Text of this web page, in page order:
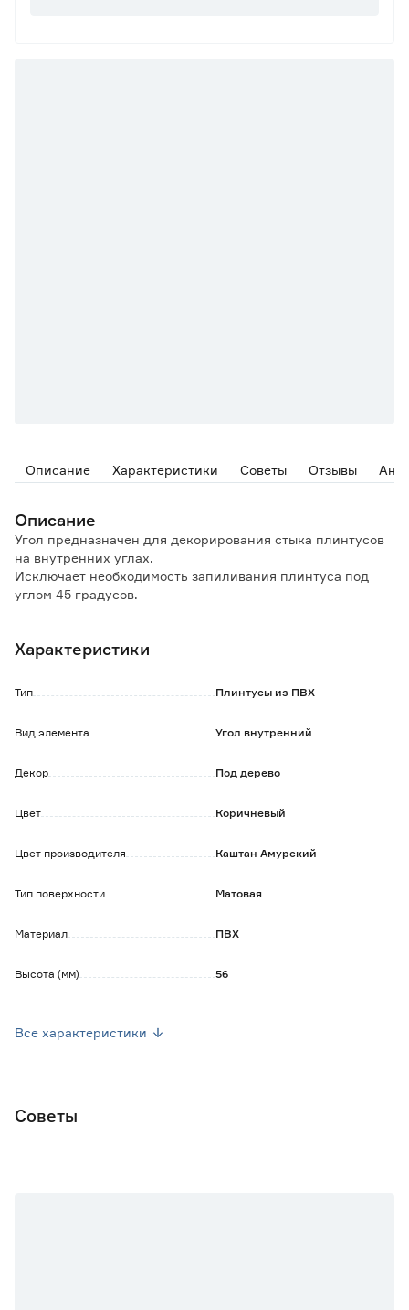
Описание Характеристики Советы Отзывы
Описание
Угол предназначен для декорирования стыка плинтусов
на внутренних углах.
Исключает необходимость запиливания плинтуса под
углом 45 градусов.
Характеристики
Тип Плинтусы из ПВХ
Вид элемента Угол внутренний
Декор Под дерево
Цвет Коричневый
Цвет производителя Каштан Амурский
Тип поверхности Матовая
Материал ПВХ
Высота (мм) 56
Все характеристики
Советы